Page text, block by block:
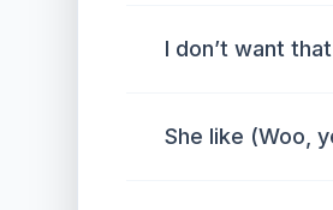
I don’t want
She like (Woo,